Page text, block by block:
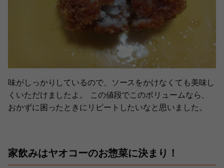
味がしっかりしているので、ソースをかけなくても美味し
くいただけましたよ。 この値段でこのボリュームなら、
おかずに困ったときにリピートしたいなと思いました。
家飲みはヤオコーのお惣菜に決まり！